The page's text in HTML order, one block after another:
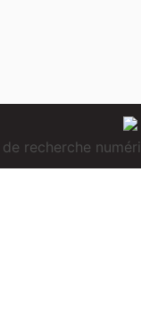
recherche